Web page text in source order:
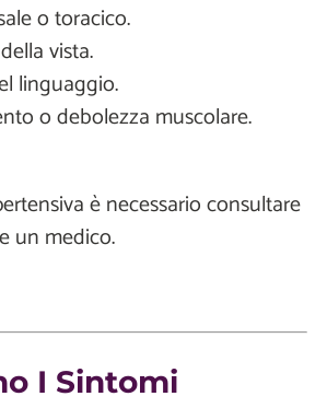
o toracico.
vista.
linguaggio.
o debolezza muscolare.
è necessario consultare
un medico.
I Sintomi